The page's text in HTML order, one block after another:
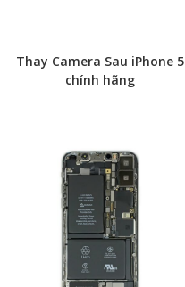
Thay Camera Sau iPhone 5
chính hãng